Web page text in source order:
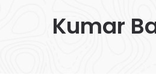
Kumar